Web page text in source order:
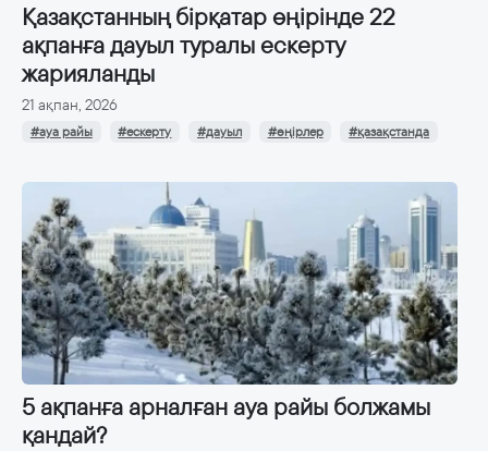
Қазақстанның бірқатар өңірінде 22
ақпанға дауыл туралы ескерту
жарияланды
21 ақпан, 2026
#ауа райы #ескерту #дауыл #өңірлер #қазақстанда
5 ақпанға арналған ауа райы болжамы
қандай?